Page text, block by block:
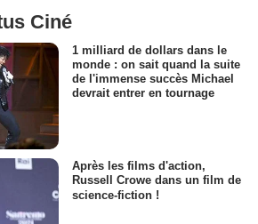
Ciné
1 milliard de dollars dans le
monde : on sait quand la suite
de l'immense succès Michael
devrait entrer en tournage
Après les films d'action,
Russell Crowe dans un film de
science-fiction !